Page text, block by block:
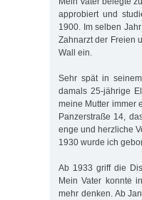
approbiert und
1900. Im selben
Zahnarzt der Freien
Wall ein.
Sehr spät in
damals 25-jährige
meine Mutter immer
Panzerstraße 14,
enge und herzliche
1930 wurde ich
Ab 1933 griff die
Mein Vater konnte
mehr denken. Ab